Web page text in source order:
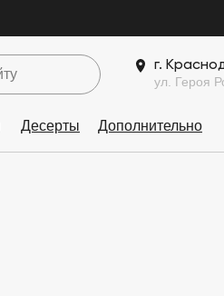
г.
ул. Героя
Десерты Дополнительно